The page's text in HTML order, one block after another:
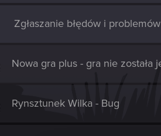
Zgłaszanie błędów i
Nowa gra plus - gra nie została
Rynsztunek Wilka - Bug